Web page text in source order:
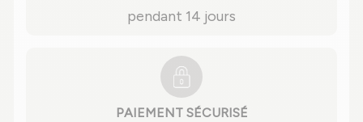
pendant 14 jours
PAIEMENT SÉCURISÉ